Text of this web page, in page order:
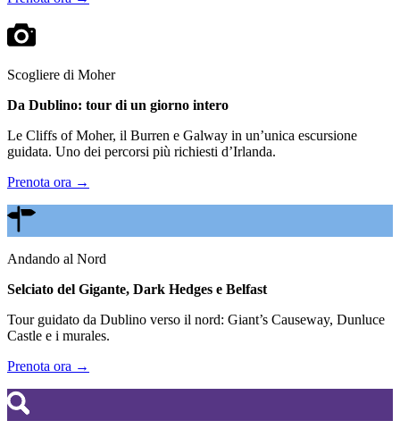
Scogliere di Moher
Da Dublino: tour di un giorno intero
Le Cliffs of Moher, il Burren e Galway in un’unica escursione
guidata. Uno dei percorsi più richiesti d’Irlanda.
Prenota ora →
Andando al Nord
Selciato del Gigante, Dark Hedges e Belfast
Tour guidato da Dublino verso il nord: Giant’s Causeway, Dunluce
Castle e i murales.
Prenota ora →